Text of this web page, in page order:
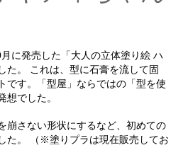
に発売した「大人の立体塗り絵 ハ
た。 これは、型に石膏を流して固
です。「型屋」ならではの「型を使
想でした。
崩さない形状にするなど、初めての
た。 （※塗りプラは現在販売してお